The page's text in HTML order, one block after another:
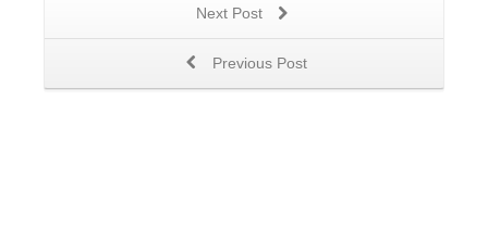
Next Post
Previous Post